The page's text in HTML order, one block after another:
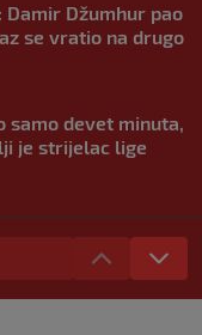
Damir Džumhur pao
se vratio na drugo
samo devet minuta,
je strijelac lige
prvenstvo u
jedini predstavnik
0